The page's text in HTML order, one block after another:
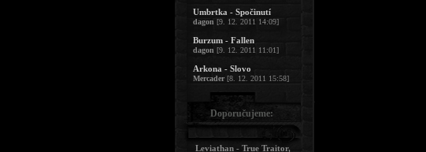
Umbrtka - Spočinutí
dagon [9. 12. 2011 14:09]
Burzum - Fallen
dagon [9. 12. 2011 11:01]
Arkona - Slovo
Mercader[8. 12. 2011 15:58]
Doporučujeme:
Leviathan - True Traitor,